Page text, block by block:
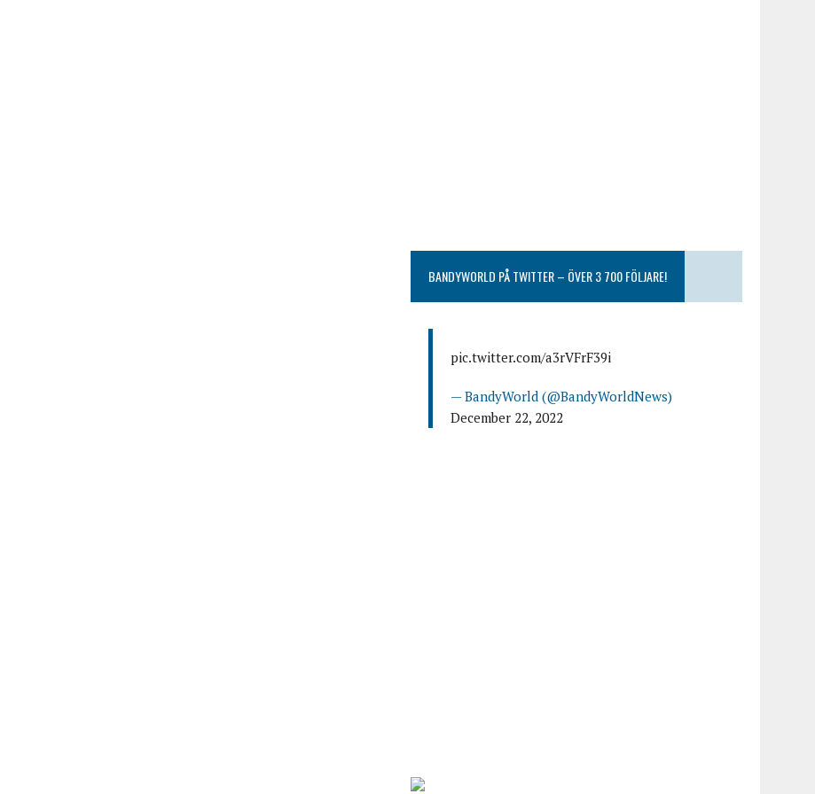
BANDYWORLD PÅ TWITTER – ÖVER 3 700 FÖLJARE!
pic.twitter.com/a3rVFrF39i
— BandyWorld (@BandyWorldNews)
December 22, 2022